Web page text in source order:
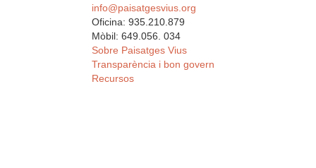
info@paisatgesvius.org
Oficina: 935.210.879
Mòbil: 649.056. 034
Sobre Paisatges Vius
Transparència i bon govern
Recursos